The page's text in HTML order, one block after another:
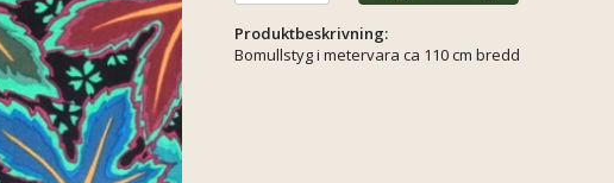
Produktbeskrivning:
Bomullstyg i metervara ca 110 cm bredd